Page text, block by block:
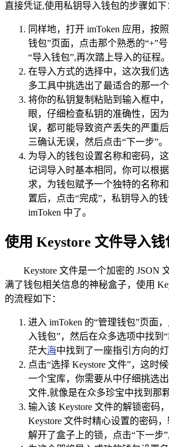
直接凭证,使用私钥导入钱包的步骤如下
同样地，打开 imToken 应用，按
钱包”页面，点击那个熟悉的“+”
“导入钱包”,再次踏上导入的征程。
在导入方式的选择中，这次我们
多工具中挑选出了最适合的那一个
将你的私钥复制粘贴到输入框中
眼，仔细检查私钥的准确性，因
误，都可能导致资产丢失的严重
三确认无误，然后点击“下一步”。
为导入的钱包设置名称和密码，
记词导入时基本相同，你可以根
求，为钱包赋予一个独特的名称
置后，点击“完成”，私钥导入的
imToken 中了。
使用 Keystore 文件导入钱
Keystore 文件是一个加密的 JSON
满了钱包相关信息的神秘盒子，使用
的流程如下：
进入 imToken 的“管理钱包”页面
入钱包”，然后在众多选项中找到
茫大海中找到了一座指引方向的灯
点击“选择 Keystore 文件”，这时
一个宝库，你需要从中仔细挑选
文件,就像是在众多珍宝中找到那
输入该 Keystore 文件的解锁密码
Keystore 文件时精心设置的密码
解开了盒子上的锁，点击“下一步